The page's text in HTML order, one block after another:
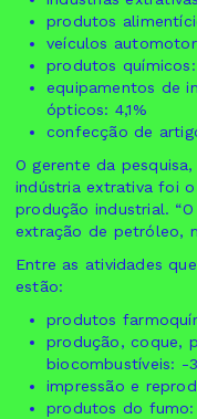
produtos
veículos
produtos químicos:
equipamentos de
ópticos: 4,1%
confecção de
O gerente da
indústria extrativa foi
produção industrial.
extração de petróleo,
Entre as atividades
estão:
produtos
produção, coque,
biocombustíveis: -
impressão e
produtos do fumo: